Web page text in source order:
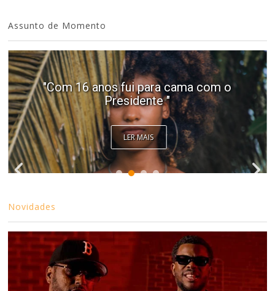
Assunto de Momento
"Com 16 anos fui para cama com o
Presidente "
LER MAIS
Novidades